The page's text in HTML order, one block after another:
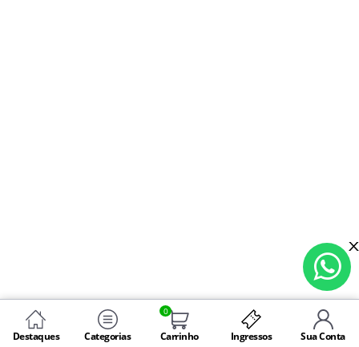
Destaques Categorias
0
Carrinho Ingressos Sua Conta